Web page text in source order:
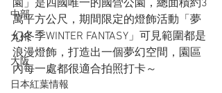
中部
九州
大阪
日本紅葉情報
園」是四國唯一的國營公園，總面積約3
萬平方公尺，期間限定的燈飾活動「夢
幻冬季WINTER FANTASY」可見範圍都是
浪漫燈飾，打造出一個夢幻空間，園區
內每一處都很適合拍照打卡～